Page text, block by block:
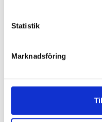
Statistik
Marknadsföring
Så mycket tjänar